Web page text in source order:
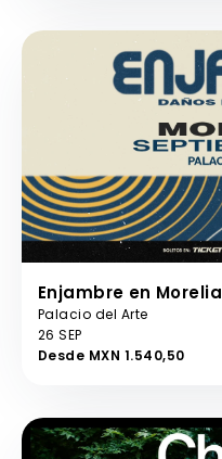
Enjambre en Morelia
Palacio del Arte
26 SEP
Desde MXN 1.540,50